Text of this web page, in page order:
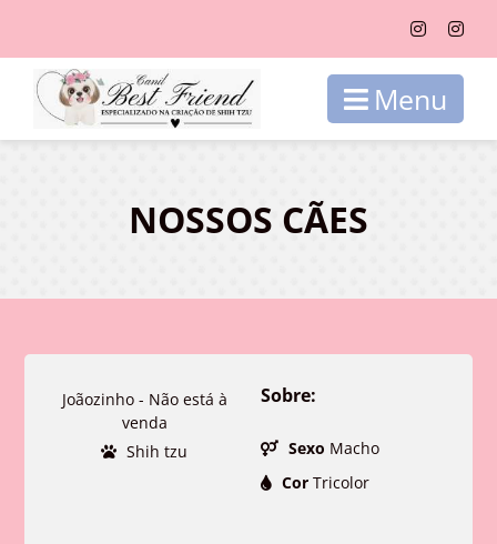
Menu
NOSSOS CÃES
Joãozinho - Não está à
venda
Shih tzu
Sobre:
Sexo Macho
CorTricolor